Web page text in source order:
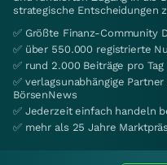
strategische Entscheidungen
✅ Größte Finanz-Community
✅ über 550.000 registrierte
✅ rund 2.000 Beiträge pro Tag
✅ verlagsunabhängige
BörsenNews
✅ Jederzeit einfach handeln
✅ mehr als 25 Jahre